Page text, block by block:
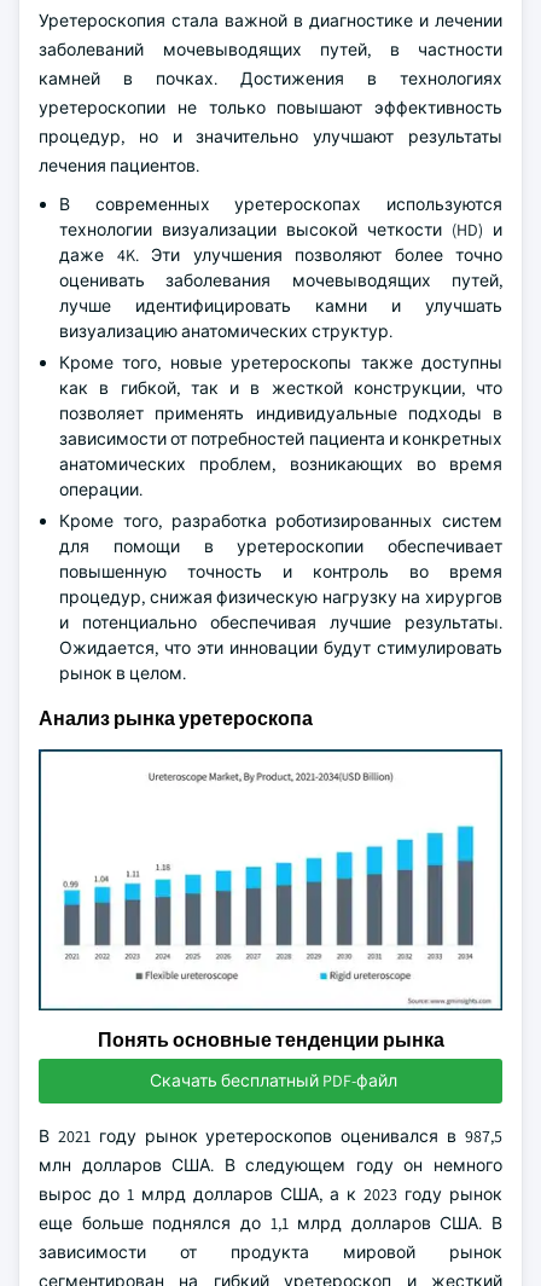
Уретероскопия стала важной в диагностике и лечении
заболеваний мочевыводящих путей, в частности
камней в почках. Достижения в технологиях
уретероскопии не только повышают эффективность
процедур, но и значительно улучшают результаты
лечения пациентов.
В современных уретероскопах используются
технологии визуализации высокой четкости (HD) и
даже 4K. Эти улучшения позволяют более точно
оценивать заболевания мочевыводящих путей,
лучше идентифицировать камни и улучшать
визуализацию анатомических структур.
Кроме того, новые уретероскопы также доступны
как в гибкой, так и в жесткой конструкции, что
позволяет применять индивидуальные подходы в
зависимости от потребностей пациента и конкретных
анатомических проблем, возникающих во время
операции.
Кроме того, разработка роботизированных систем
для помощи в уретероскопии обеспечивает
повышенную точность и контроль во время
процедур, снижая физическую нагрузку на хирургов
и потенциально обеспечивая лучшие результаты.
Ожидается, что эти инновации будут стимулировать
рынок в целом.
Анализ рынка уретероскопа
Понять основные тенденции рынка
Скачать бесплатный PDF-файл
В 2021 году рынок уретероскопов оценивался в 987,5
млн долларов США. В следующем году он немного
вырос до 1 млрд долларов США, а к 2023 году рынок
еще больше поднялся до 1,1 млрд долларов США. В
зависимости от продукта мировой рынок
сегментирован на гибкий уретероскоп и жесткий